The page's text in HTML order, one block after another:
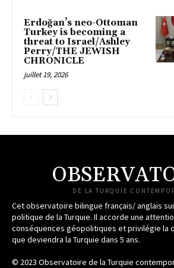
Erdoğan’s neo-Ottoman
Turkey is becoming a
threat to Israel/Ashley
Perry/THE JEWISH
CHRONICLE
juillet 19, 2026
DE LA TURQUIE
Cet observatoire bilingue français/ anglais
politique de la Turquie. Il accorde une
conséquences géopolitiques et privilégie la
que deviendra la Turquie dans 5 ans.
© 2023 Observatoire de la Turquie